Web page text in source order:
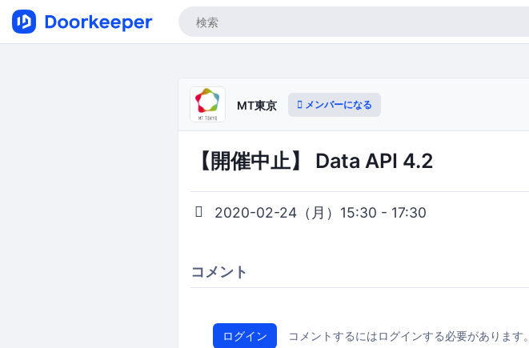
MT東京 メンバーになる
【開催中止】 Data API 4.2
2020-02-24（月）15:30 - 17:30
コメント
ログイン コメントするにはログインする必要があります。